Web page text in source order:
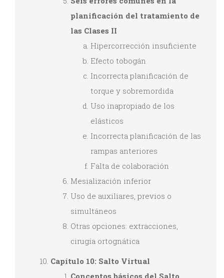
planificación del tratamiento de
las Clases II
Hipercorrección insuficiente
Efecto tobogán
Incorrecta planificación de
torque y sobremordida
Uso inapropiado de los
elásticos
Incorrecta planificación de las
rampas anteriores
Falta de colaboración
Mesialización inferior
Uso de auxiliares, previos o
simultáneos
Otras opciones: extracciones,
cirugía ortognática
Capítulo 10: Salto Virtual